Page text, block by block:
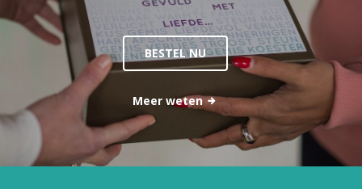
BESTEL NU
Meer weten